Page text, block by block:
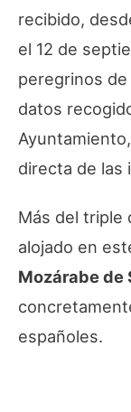
recibido,
el 12 de
peregrinos
datos
directa de las
Más del triple
alojado en
Mozárabe de
españoles.